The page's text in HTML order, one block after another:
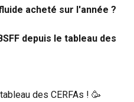
acheté sur l'année ?
depuis le tableau des
des CERFAs ! 🥳